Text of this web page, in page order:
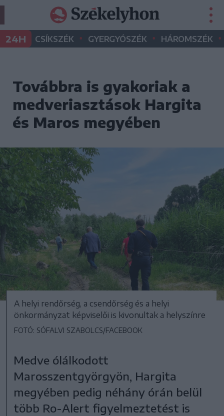
24H CSÍKSZÉK • GYERGYÓSZÉK • HÁROMSZÉK •
Továbbra is gyakoriak a
medveriasztások Hargita
és Maros megyében
A helyi rendőrség, a csendőrség és a helyi
önkormányzat képviselői is kivonultak a helyszínre
FOTÓ: SÓFALVI SZABOLCS/FACEBOOK
Medve ólálkodott
Marosszentgyörgyön, Hargita
megyében pedig néhány órán belül
több Ro-Alert figyelmeztetést is